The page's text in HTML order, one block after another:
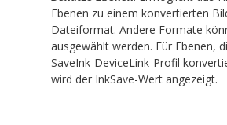
Ebenen zu einem konvertierten
Dateiformat. Andere Formate
ausgewählt werden. Für Ebenen,
SaveInk-DeviceLink-Profil
wird der InkSave-Wert angezeigt.